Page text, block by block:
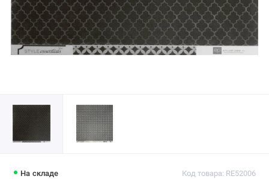
На складе Код товара: RE52006